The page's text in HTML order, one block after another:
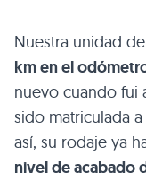
Nuestra unidad
km en el
nuevo cuando fui
sido matriculada
así, su rodaje ya
nivel de acabado